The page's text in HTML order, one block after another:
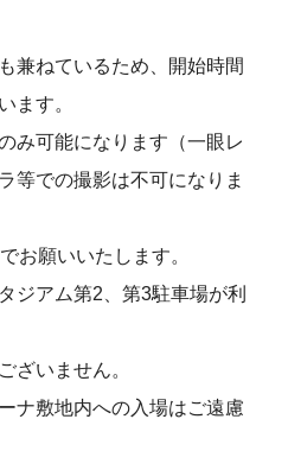
兼ねているため、開始時間
ます。
み可能になります（一眼レ
等での撮影は不可になりま
お願いいたします。
ジアム第2、第3駐車場が利
ざいません。
ナ敷地内への入場はご遠慮